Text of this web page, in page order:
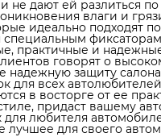
не дают ей разлиться
влаги и
идеально подходят
специальным
практичные и
говорят о
защиту
для всех
в восторге от ее
придаст вашему
любителя
для своего